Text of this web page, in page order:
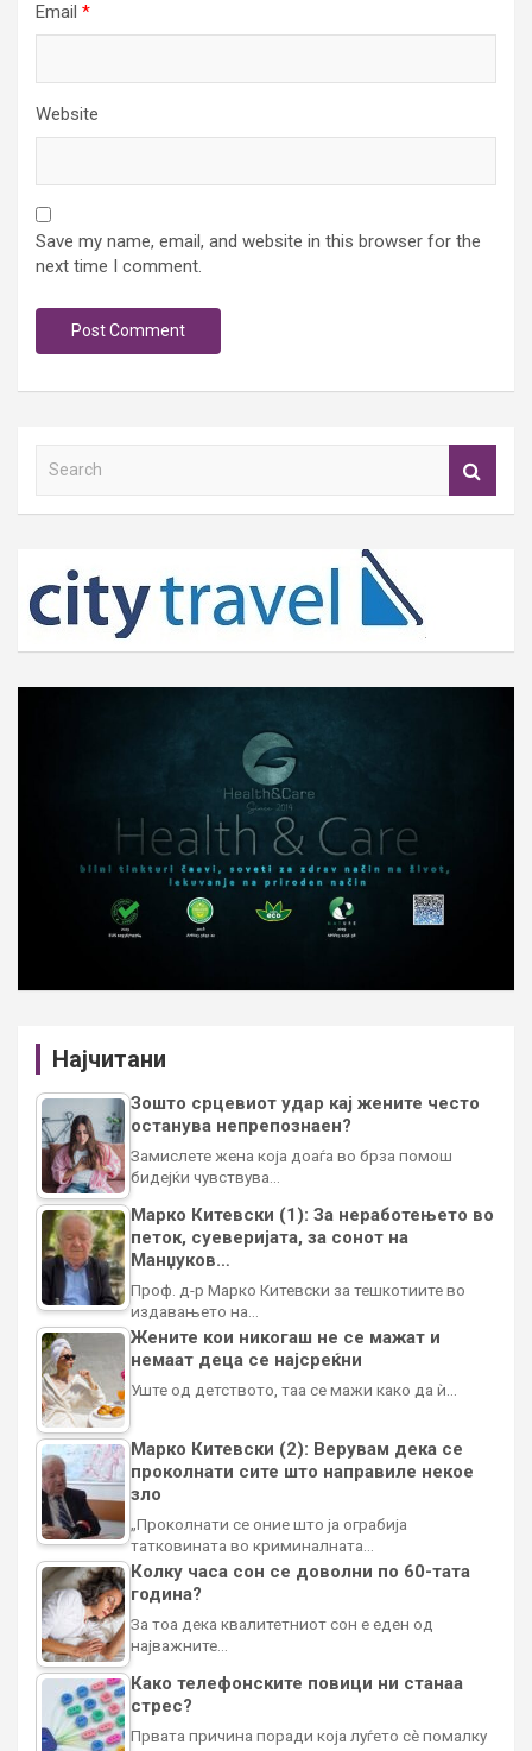
Email *
Website
Save my name, email, and website in this browser for the
next time I comment.
h
Најчитани
Зошто срцевиот удар кај жените често
останува непрепознаен?
Замислете жена која доаѓа во брза помош
бидејќи чувствува…
Марко Китевски (1): За неработењето во
петок, суеверијата, за сонот на
Манџуков…
Проф. д-р Марко Китевски за тешкотиите во
издавањето на…
Жените кои никогаш не се мажат и
немаат деца се најсреќни
Уште од детството, таа се мажи како да ѝ…
Марко Китевски (2): Верувам дека се
проколнати сите што направиле некое
зло
„Проколнати се оние што ја ограбија
татковината во криминалната…
Колку часа сон се доволни по 60-тата
година?
За тоа дека квалитетниот сон е еден од
најважните…
Како телефонските повици ни станаа
стрес?
Првата причина поради која луѓето сè помалку